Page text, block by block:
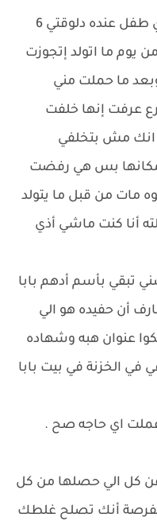
انا متجوز من قبلك يا نغم وعندي طفل عنده دلوقتي 6
يوم ما اتولد إتجوزت
ما حملت مني
عرفت إنها خلفت
انك مش بتخلفي
بس هي رفضت
مات من قبل ما يتولد
أنا كنت ماشي أذي
تبقي بأسم أدهم بابا
أن حفيده هو الي
عنوان هبه وشهاده
في الخزنة في بيت بابا
اي حاجه صح .
كل الي حصلها من كل
الفرصة أنك تصلح غلطك